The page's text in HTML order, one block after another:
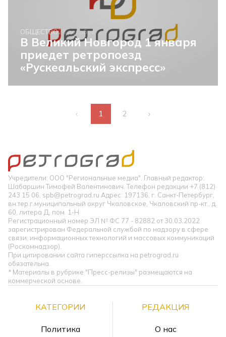
ОБЩЕСТВО28 декабря
В Великий Новгород 1 января
приедет ретропоезд
«Рускеальский экспресс»
‹ 1 2 ›
Учредители: ООО "Региональные медиа". Главный редактор:
Шабаршин Тимофей Валентинович. Телефон редакции +7 (812)
243 15 06, spb@petrograd.ru Адрес: 197136, г. Санкт-Петербург,
вн.тер.г.муниципальный округ Чкаловское, Чкаловский пр-кт., д.
60, литера Д, пом. 1-Н
Регистрационный номер ЭЛ № ФС 77 - 82882 от 30.03.2022
зарегистрирован Федеральной службой по надзору в сфере
связи, информационных технологий и массовых коммуникаций
(Роскомнадзор).
При цитировании сайта гиперссылка на petrograd.ru
обязательна.
* Материалы в рубрике "Пресс-релизы" размещаются на
коммерческой основе.
КАТЕГОРИИ
Политика
РЕДАКЦИЯ
О нас